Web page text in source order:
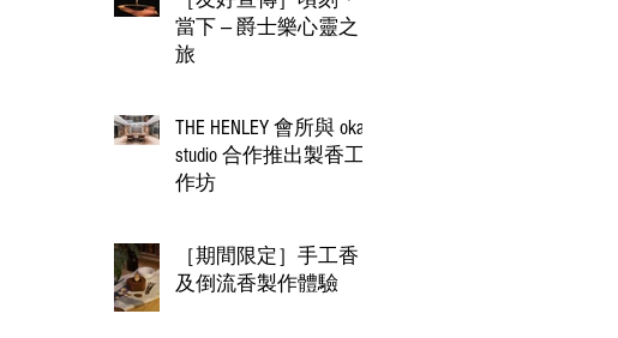
當下 — 爵士樂心靈之
旅​
THE HENLEY 會所與 okapi
studio 合作推出製香工
作坊
［期間限定］手工香
及倒流香製作體驗​